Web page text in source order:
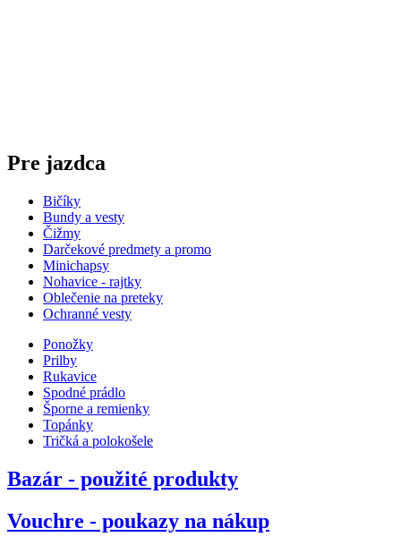
Pre jazdca
Bičíky
Bundy a vesty
Čižmy
Darčekové predmety a promo
Minichapsy
Nohavice - rajtky
Oblečenie na preteky
Ochranné vesty
Ponožky
Prilby
Rukavice
Spodné prádlo
Šporne a remienky
Topánky
Tričká a polokošele
Bazár - použité produkty
Vouchre - poukazy na nákup